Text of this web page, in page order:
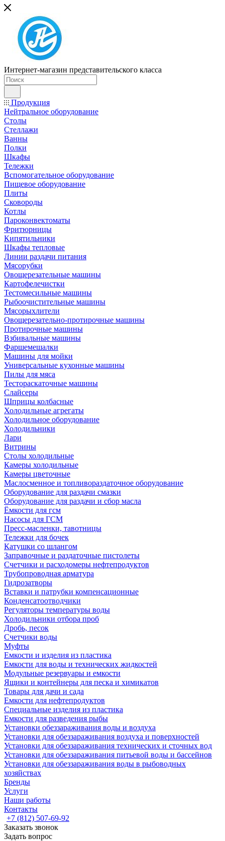
Интернет-магазин представительского класса
Продукция
Нейтральное оборудование
Столы
Стеллажи
Ванны
Полки
Шкафы
Тележки
Вспомогательное оборудование
Пищевое оборудование
Плиты
Сковороды
Котлы
Пароконвектоматы
Фритюрницы
Кипятильники
Шкафы тепловые
Линии раздачи питания
Мясорубки
Овощерезательные машины
Картофелечистки
Тестомесильные машины
Рыбоочистительные машины
Мясорыхлители
Овощерезательно-протирочные машины
Протирочные машины
Взбивальные машины
Фаршемешалки
Машины для мойки
Универсальные кухонные машины
Пилы для мяса
Тестораскаточные машины
Слайсеры
Шприцы колбасные
Холодильные агрегаты
Холодильное оборудование
Холодильники
Лари
Витрины
Столы холодильные
Камеры холодильные
Камеры цветочные
Маслосменное и топливораздаточное оборудование
Оборудование для раздачи смазки
Оборудование для раздачи и сбор масла
Ёмкости для гсм
Насосы для ГСМ
Пресс-масленки, тавотницы
Тележки для бочек
Катушки со шлангом
Заправочные и раздаточные пистолеты
Счетчики и расходомеры нефтепродуктов
Трубопроводная арматура
Гидрозатворы
Вставки и патрубки компенсационные
Конденсатоотводчики
Регуляторы температуры воды
Холодильники отбора проб
Дробь, песок
Счетчики воды
Муфты
Емкости и изделия из пластика
Емкости для воды и технических жидкостей
Модульные резервуары и емкости
Ящики и контейнеры для песка и химикатов
Товары для дачи и сада
Емкости для нефтепродуктов
Специальные изделия из пластика
Емкости для разведения рыбы
Установки обеззараживания воды и воздуха
Установки для обеззараживания воздуха и поверхностей
Установки для обеззараживания технических и сточных вод
Установки для обеззараживания питьевой воды и бассейнов
Установки для обеззараживания воды в рыбоводных
хозяйствах
Бренды
Услуги
Наши работы
Контакты
+7 (812) 507-69-92
Заказать звонок
Задать вопрос